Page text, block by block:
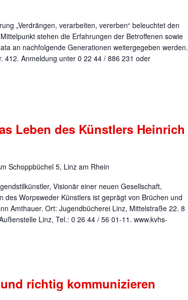
„Verdrängen, verarbeiten, vererben“ beleuchtet den
stehen die Erfahrungen der Betroffenen sowie
an nachfolgende Generationen weitergegeben werden.
412. Anmeldung unter 0 22 44 / 886 231 oder
Leben des Künstlers Heinrich
Schoppbüchel 5, Linz am Rhein
Visionär einer neuen Gesellschaft,
des Worpsweder Künstlers ist geprägt von Brüchen und
Amthauer. Ort: Jugendbücherei Linz, Mittelstraße 22. 8
Linz, Tel.: 0 26 44 / 56 01-11. www.kvhs-
richtig kommunizieren